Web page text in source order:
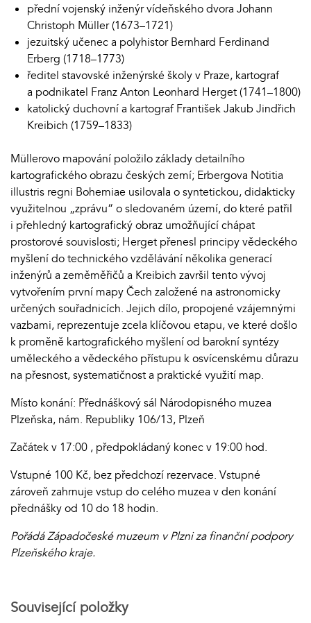
přední vojenský inženýr vídeňského dvora Johann
Christoph Müller (1673–1721)
jezuitský učenec a polyhistor Bernhard Ferdinand
Erberg (1718–1773)
ředitel stavovské inženýrské školy v Praze, kartograf
a podnikatel Franz Anton Leonhard Herget (1741–1800)
katolický duchovní a kartograf František Jakub Jindřich
Kreibich (1759–1833)
Müllerovo mapování položilo základy detailního
kartografického obrazu českých zemí; Erbergova Notitia
illustris regni Bohemiae usilovala o syntetickou, didakticky
využitelnou „zprávu“ o sledovaném území, do které patřil
i přehledný kartografický obraz umožňující chápat
prostorové souvislosti; Herget přenesl principy vědeckého
myšlení do technického vzdělávání několika generací
inženýrů a zeměměřičů a Kreibich završil tento vývoj
vytvořením první mapy Čech založené na astronomicky
určených souřadnicích. Jejich dílo, propojené vzájemnými
vazbami, reprezentuje zcela klíčovou etapu, ve které došlo
k proměně kartografického myšlení od barokní syntézy
uměleckého a vědeckého přístupu k osvícenskému důrazu
na přesnost, systematičnost a praktické využití map.
Místo konání: Přednáškový sál Národopisného muzea
Plzeňska, nám. Republiky 106/13, Plzeň
Začátek v 17:00 , předpokládaný konec v 19:00 hod.
Vstupné 100 Kč, bez předchozí rezervace. Vstupné
zároveň zahrnuje vstup do celého muzea v den konání
přednášky od 10 do 18 hodin.
Pořádá Západočeské muzeum v Plzni za finanční podpory
Plzeňského kraje.
Související položky